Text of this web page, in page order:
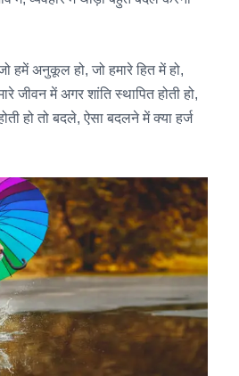
हमें अनुकूल हो, जो हमारे हित में हो,
जीवन में अगर शांति स्थापित होती हो,
हो तो बदले, ऐसा बदलने में क्या हर्ज